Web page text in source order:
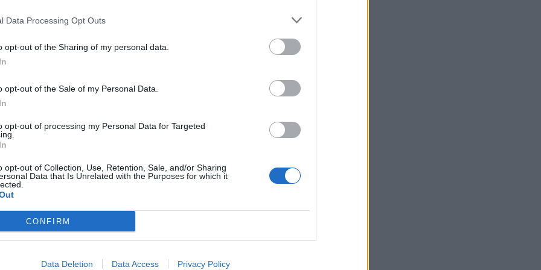
Data Processing Opt Outs
opt-out of the Sharing of my personal data.
opt-out of the Sale of my Personal Data.
opt-out of processing my Personal Data for Targeted
opt-out of Collection, Use, Retention, Sale, and/or Sharing
Data that Is Unrelated with the Purposes for which it
CONFIRM
Data Deletion Data Access Privacy Policy
Nel 2020, più di 1.300 vittime di ransomware hanno visto i loro dati
hacker cercano di ottimizzare il tornaconto economico che possono
2021, sono state già rilevate oltre 1.100 fughe di dati, il che potrebbe
La necessità di ricorrere ai lavoratori remoti prosegue sulla scia
ora utilizzano i dispositivi aziendali per attività personali e i
gli hacker stanno studiando attivamente i lavoratori remoti. Acronis ha
informatici a livello globale, con
un aumento del 300% degli attacchi
sulle minacce digitali 2021